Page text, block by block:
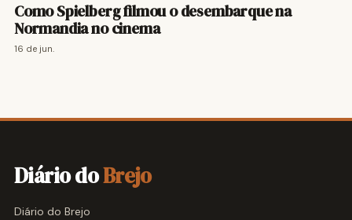
Como Spielberg filmou o desembarque na
Normandia no cinema
16 de jun.
Diário doBrejo
Diário do Brejo